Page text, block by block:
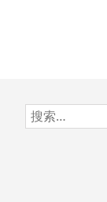
跳
至
搜
索：